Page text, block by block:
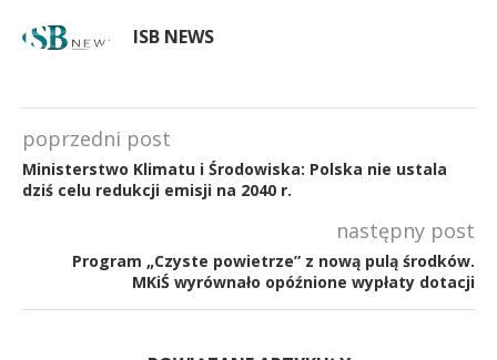
ISB NEWS
poprzedni post
Ministerstwo Klimatu i Środowiska: Polska nie ustala
dziś celu redukcji emisji na 2040 r.
następny post
Program „Czyste powietrze” z nową pulą środków.
MKiŚ wyrównało opóźnione wypłaty dotacji